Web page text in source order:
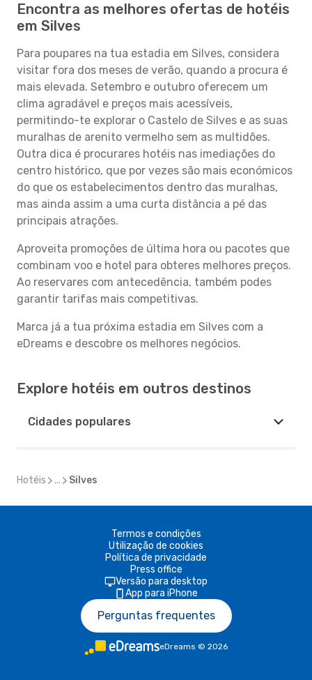
Encontra as melhores ofertas de hotéis
em Silves
Para poupares na tua estadia em Silves, considera
visitar fora dos meses de verão, quando a procura é
mais elevada. Setembro e outubro oferecem um
clima agradável e preços mais acessíveis,
permitindo-te explorar o Castelo de Silves e as suas
muralhas de arenito vermelho sem as multidões.
Outra dica é procurares hotéis nas imediações do
centro histórico, que por vezes são mais económicos
do que os estabelecimentos dentro das muralhas,
mas ainda assim a uma curta distância a pé das
principais atrações.
Aproveita promoções de última hora ou pacotes que
combinam voo e hotel para obteres melhores preços.
Ao reservares com antecedência, também podes
garantir tarifas mais competitivas.
Marca já a tua próxima estadia em Silves com a
eDreams e descobre os melhores negócios.
Explore hotéis em outros destinos
Cidades populares
Hotéis ... Silves
Termos e condições
Utilização de cookies
Política de privacidade
Press office
Versão para desktop
App para iPhone
Perguntas frequentes
eDreams © 2026